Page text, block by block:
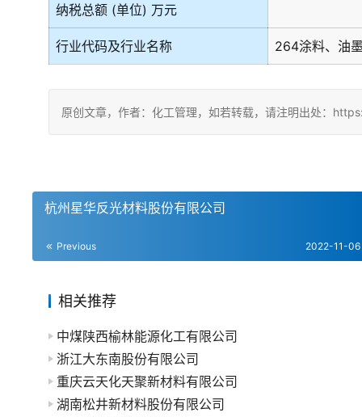
纳税总额 (单位) 万元
行业代码及行业名称 264涂料、油
原创文章，作者：化工管理，如若转载，请注明出处：
杭州星华反光材料股份有限公司
Previous 2022-11-06
相关推荐
中煤陕西榆林能源化工有限公司
浙江大东南股份有限公司
重庆云天化天聚新材料有限公司
湖南松井新材料股份有限公司